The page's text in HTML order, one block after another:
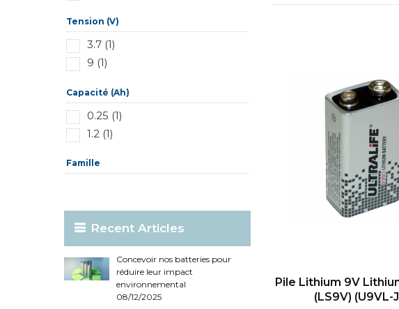
Tension (V)
3.7 (1)
9 (1)
Capacité (Ah)
0.25 (1)
1.2 (1)
Famille
Recent Articles
Concevoir nos batteries pour
réduire leur impact
environnemental
08/12/2025
Pile Lithium 9V
(LS9V) (U9VL-